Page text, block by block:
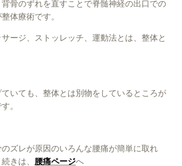
骨のずれを直すことで脊髄神経の出口での
体療術です。
ージ、ストッレッチ、運動法とは、整体と
いても、整体とは別物をしているところが
。
ズレが原因のいろんな腰痛が簡単に取れ
きは、 腰痛ページへ